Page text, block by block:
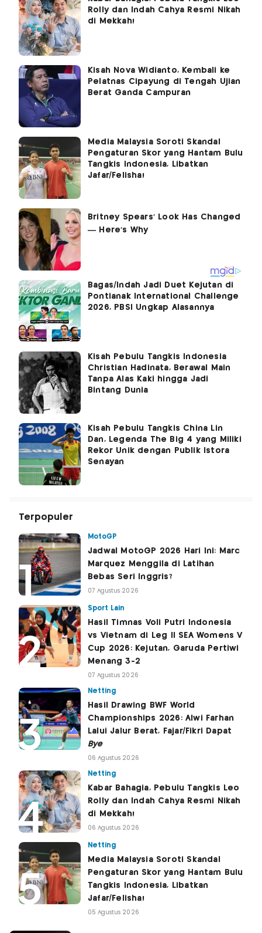
Rolly dan Indah Cahya Resmi Nikah
di Mekkah!
Kisah Nova Widianto, Kembali ke
Pelatnas Cipayung di Tengah Ujian
Berat Ganda Campuran
Media Malaysia Soroti Skandal
Pengaturan Skor yang Hantam Bulu
Tangkis Indonesia, Libatkan
Jafar/Felisha!
Bagas/Indah Jadi Duet Kejutan di
Pontianak International Challenge
2026, PBSI Ungkap Alasannya
Kisah Pebulu Tangkis Indonesia
Christian Hadinata, Berawal Main
Tanpa Alas Kaki hingga Jadi
Bintang Dunia
Kisah Pebulu Tangkis China Lin
Dan, Legenda The Big 4 yang Miliki
Rekor Unik dengan Publik Istora
Senayan
Terpopuler
MotoGP
Jadwal MotoGP 2026 Hari Ini: Marc
Marquez Menggila di Latihan
Bebas Seri Inggris?
07 Agustus 2026
Sport Lain
Hasil Timnas Voli Putri Indonesia
vs Vietnam di Leg II SEA Womens V
Cup 2026: Kejutan, Garuda Pertiwi
Menang 3-2
07 Agustus 2026
Netting
Hasil Drawing BWF World
Championships 2026: Alwi Farhan
Lalui Jalur Berat, Fajar/Fikri Dapat
Bye
06 Agustus 2026
Netting
Kabar Bahagia, Pebulu Tangkis Leo
Rolly dan Indah Cahya Resmi Nikah
di Mekkah!
06 Agustus 2026
Netting
Media Malaysia Soroti Skandal
Pengaturan Skor yang Hantam Bulu
Tangkis Indonesia, Libatkan
Jafar/Felisha!
05 Agustus 2026